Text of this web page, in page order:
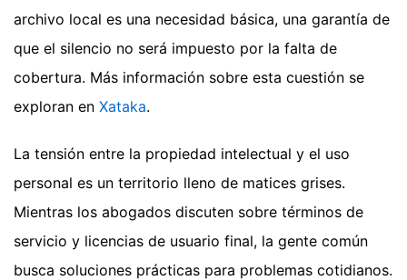
archivo local es una necesidad básica, una garantía de
que el silencio no será impuesto por la falta de
cobertura. Más información sobre esta cuestión se
exploran en Xataka.
La tensión entre la propiedad intelectual y el uso
personal es un territorio lleno de matices grises.
Mientras los abogados discuten sobre términos de
servicio y licencias de usuario final, la gente común
busca soluciones prácticas para problemas cotidianos.